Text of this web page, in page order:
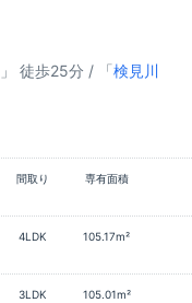
」 徒歩25分 / 「検見川
間取り
専有面積
4LDK
105.17m²
3LDK
105.01m²